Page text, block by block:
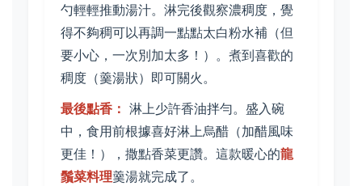
勺輕輕推動湯汁。淋完後觀察濃稠度，覺
得不夠稠可以再調一點點太白粉水補（但
要小心，一次別加太多！）。煮到喜歡的
稠度（羹湯狀）即可關火。
最後點香： 淋上少許香油拌勻。盛入碗
中，食用前根據喜好淋上烏醋（加醋風味
更佳！），撒點香菜更讚。這款暖心的龍
鬚菜料理羹湯就完成了。